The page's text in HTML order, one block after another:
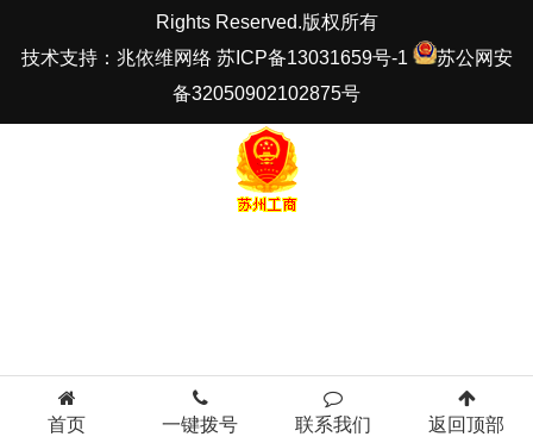
Rights Reserved.版权所有
技术支持： 兆依维网络 苏ICP备13031659号-1
苏公网安
备32050902102875号
首页 一键拨号 联系我们 返回顶部